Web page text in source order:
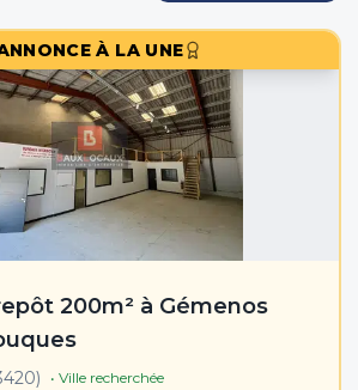
À LA UNE
200m² à Gémenos
) • Ville recherchée